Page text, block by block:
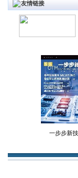
友情链接
一步步新